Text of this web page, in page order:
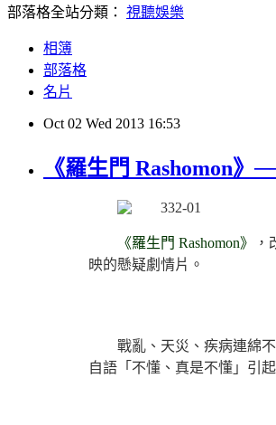
部落格全站分類： 視聽娛樂
相簿
部落格
名片
Oct 02 Wed 2013 16:53
《羅生門 Rashomon
《羅生門 Rashomon》 ，
映的懸疑劇情片。
戰亂、天災、疾病連綿
自語「不懂、真是不懂」引